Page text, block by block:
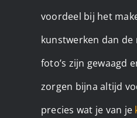
voordeel bij het
kunstwerken dan
foto’s zijn gewaagd
zorgen bijna altijd
precies wat je van je